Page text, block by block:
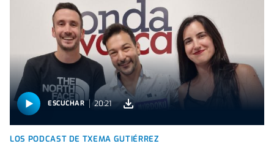
ESCUCHAR 20:21
LOS PODCAST DE TXEMA GUTIÉRREZ